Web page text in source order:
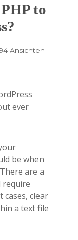
to
Ansichten
ever
be when
are a
require
cases, clear
a text file